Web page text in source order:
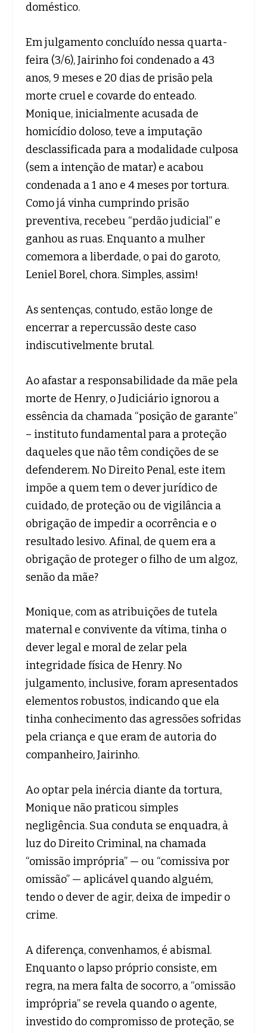
doméstico.
Em julgamento concluído nessa quarta-
feira (3/6), Jairinho foi condenado a 43
anos, 9 meses e 20 dias de prisão pela
morte cruel e covarde do enteado.
Monique, inicialmente acusada de
homicídio doloso, teve a imputação
desclassificada para a modalidade culposa
(sem a intenção de matar) e acabou
condenada a 1 ano e 4 meses por tortura.
Como já vinha cumprindo prisão
preventiva, recebeu “perdão judicial” e
ganhou as ruas. Enquanto a mulher
comemora a liberdade, o pai do garoto,
Leniel Borel, chora. Simples, assim!
As sentenças, contudo, estão longe de
encerrar a repercussão deste caso
indiscutivelmente brutal.
Ao afastar a responsabilidade da mãe pela
morte de Henry, o Judiciário ignorou a
essência da chamada “posição de garante”
– instituto fundamental para a proteção
daqueles que não têm condições de se
defenderem. No Direito Penal, este item
impõe a quem tem o dever jurídico de
cuidado, de proteção ou de vigilância a
obrigação de impedir a ocorrência e o
resultado lesivo. Afinal, de quem era a
obrigação de proteger o filho de um algoz,
senão da mãe?
Monique, com as atribuições de tutela
maternal e convivente da vítima, tinha o
dever legal e moral de zelar pela
integridade física de Henry. No
julgamento, inclusive, foram apresentados
elementos robustos, indicando que ela
tinha conhecimento das agressões sofridas
pela criança e que eram de autoria do
companheiro, Jairinho.
Ao optar pela inércia diante da tortura,
Monique não praticou simples
negligência. Sua conduta se enquadra, à
luz do Direito Criminal, na chamada
“omissão imprópria” — ou “comissiva por
omissão” — aplicável quando alguém,
tendo o dever de agir, deixa de impedir o
crime.
A diferença, convenhamos, é abismal.
Enquanto o lapso próprio consiste, em
regra, na mera falta de socorro, a “omissão
imprópria” se revela quando o agente,
investido do compromisso de proteção, se